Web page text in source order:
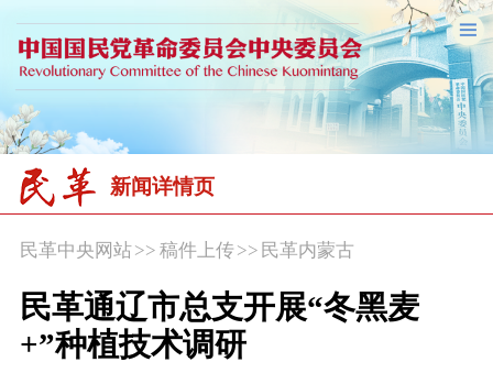
新闻详情页
民革中央网站>> 稿件上传 >> 民革内蒙古
民革通辽市总支开展“冬黑麦
+”种植技术调研